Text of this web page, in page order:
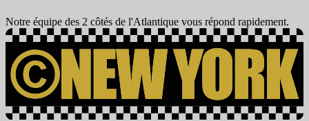
Notre équipe des 2 côtés de l'Atlantique vous répond rapidement.